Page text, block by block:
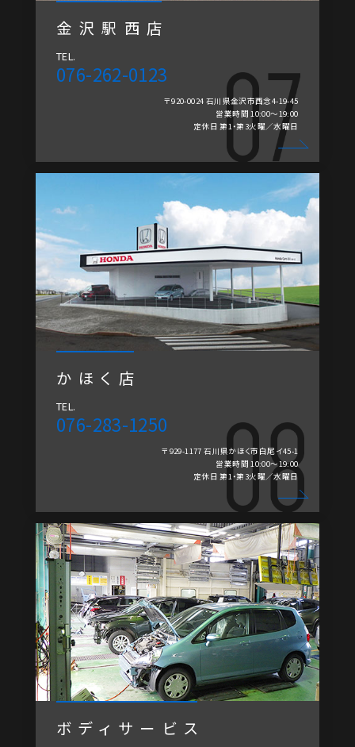
金沢駅西店
TEL.
076-262-0123
〒920-0024 石川県金沢市西念4-19-45
営業時間 10:00～19:00
定休日 第1・第3火曜／水曜日
かほく店
TEL.
076-283-1250
〒929-1177 石川県かほく市白尾イ45-1
営業時間 10:00～19:00
定休日 第1・第3火曜／水曜日
ボディサービス